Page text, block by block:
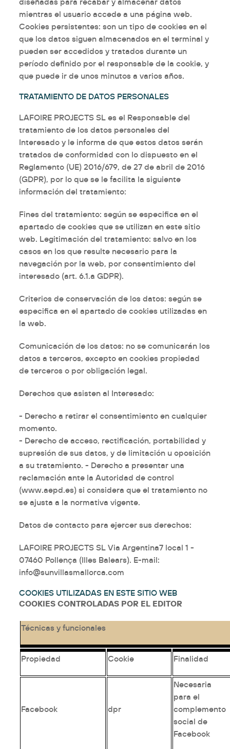
mientras el usuario accede a una página web.
Cookies persistentes:son un tipo de cookies en el
que los datos siguen almacenados en el terminal y
pueden ser accedidos y tratados durante un
período definido por el responsable de la cookie, y
que puede ir de unos minutos a varios años.
TRATAMIENTO DE DATOS PERSONALES
LAFOIRE PROJECTS SL es el Responsable del
tratamientode los datos personales del
Interesadoy le informa de que estos datos serán
tratados de conformidad con lo dispuesto en el
Reglamento (UE) 2016/679, de 27 de abril de 2016
(GDPR), por lo que se le facilita la siguiente
información del tratamiento:
Fines del tratamiento:según se especifica en el
apartado de cookies que se utilizan en este sitio
web. Legitimación del tratamiento: salvo en los
casos en los que resulte necesario para la
navegación por la web, porconsentimiento del
interesado (art. 6.1.a GDPR).
Criterios de conservación de los datos: según se
especifica en el apartado de cookies utilizadas en
la web.
Comunicación de los datos: no se comunicarán los
datos a terceros, excepto en cookies propiedad
de terceros o por obligación legal.
Derechos que asisten al Interesado:
- Derecho a retirar el consentimiento en cualquier
momento.
- Derecho de acceso, rectificación, portabilidad y
supresión de sus datos, y de limitación u oposición
a su tratamiento. - Derecho a presentar una
reclamación ante la Autoridad de control
(www.aepd.es) si considera que el tratamiento no
se ajusta a la normativa vigente.
Datos de contacto para ejercer sus derechos:
LAFOIRE PROJECTS SL Via Argentina7 local 1 -
07460 Pollença (Illes Balears). E-mail:
info@sunvillasmallorca.com
COOKIES UTILIZADAS EN ESTE SITIO WEB
COOKIES CONTROLADAS POR EL EDITOR
Técnicas y funcionales
Propiedad Cookie Finalidad
Facebook dpr
Necesaria
para el
complemento
social de
Facebook